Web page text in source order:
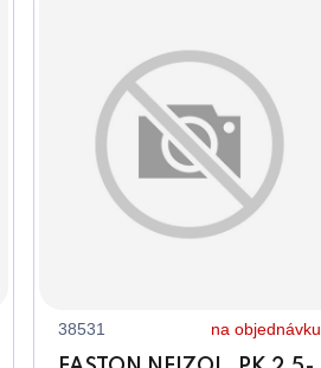
38531 na objednávku